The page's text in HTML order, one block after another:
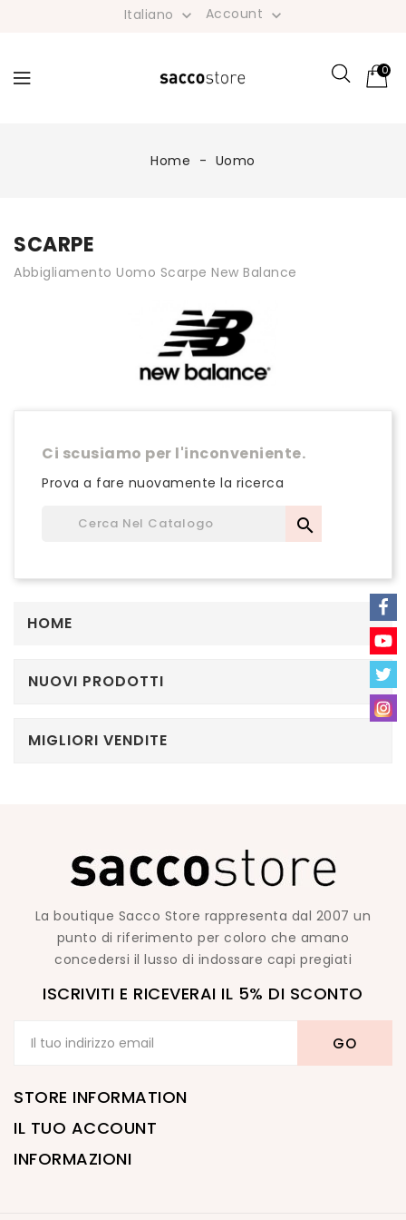
Italiano  Account 
0
Home Uomo
SCARPE
Abbigliamento Uomo Scarpe New Balance
Ci scusiamo per l'inconveniente.
Prova a fare nuovamente la ricerca

HOME
NUOVI PRODOTTI
MIGLIORI VENDITE
La boutique Sacco Store rappresenta dal 2007 un
punto di riferimento per coloro che amano
concedersi il lusso di indossare capi pregiati
ISCRIVITI E RICEVERAI IL 5% DI SCONTO
STORE INFORMATION
IL TUO ACCOUNT
INFORMAZIONI